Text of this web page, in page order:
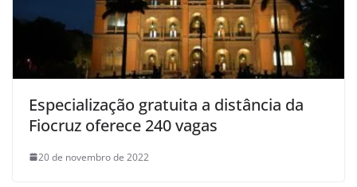
Especialização gratuita a distância da
Fiocruz oferece 240 vagas
20 de novembro de 2022